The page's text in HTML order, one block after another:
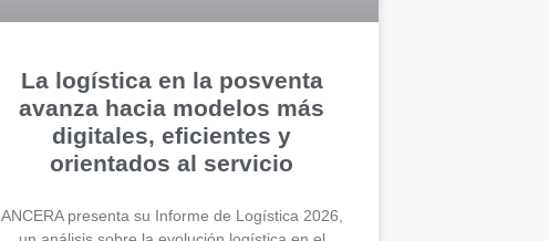
La logística en la posventa
avanza hacia modelos más
digitales, eficientes y
orientados al servicio
ANCERA presenta su Informe de Logística 2026,